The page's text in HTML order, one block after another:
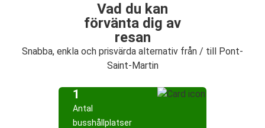
Vad du kan
förvänta dig av
resan
Snabba, enkla och prisvärda alternativ från / till Pont-
Saint-Martin
1
Antal
busshållplatser